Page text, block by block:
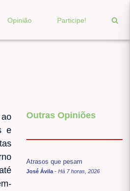
Opinião Participe!
e
Outras Opiniões
Atrasos que pesam
José Ávila - Há 7 horas, 2026